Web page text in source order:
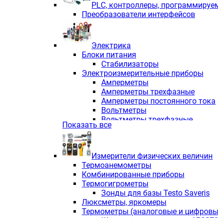
PLС, контроллеры,
Преобразователи интерфейсов
Электрика
Блоки питания
Стабилизаторы
Электроизмерительные приборы
Амперметры
Амперметры трехфазные
Амперметры постоянного тока
Вольтметры
Вольтметры трехфазные
Вольтметры постоянного тока
Индикаторы аналоговых
Измерители COS F
Комбинированные приборы
Комбинированные приборы
Комбинированные приборы
Анализаторы качества
Анализаторы мощности
Показать все
Измерители физических величин
Термоанемометры
Комбинированные приборы
Термогигрометры
Зонды для базы Testo Saveris
Люксметры, яркомеры
Термометры (аналоговые и